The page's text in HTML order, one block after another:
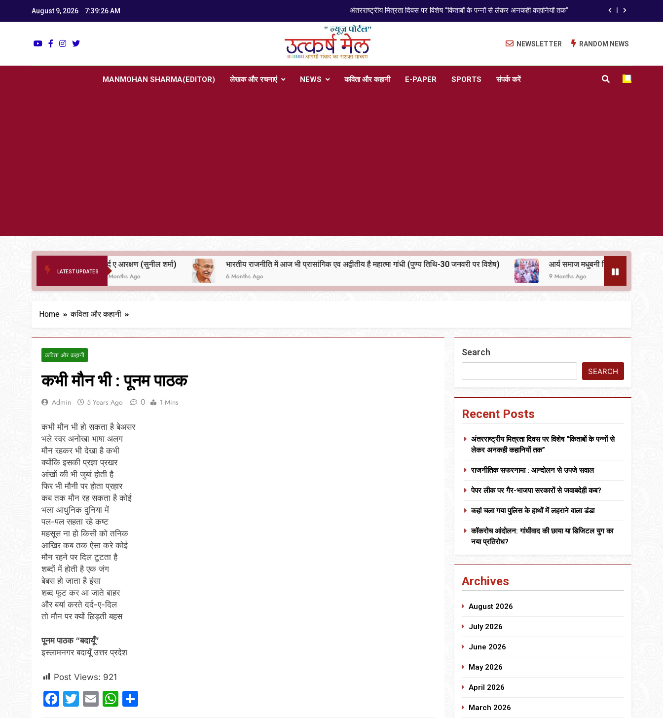
August 9, 2026 7:39:27 AM ISO 9001:2015 Certified
अंतरराष्ट्रीय मित्रता दिवस पर विशेष “किताबों के पन्नों से लेकर अनकही कहानियों तक”
Utkarsh Mail
NEWSLETTER RANDOM NEWS
MANMOHAN SHARMA(EDITOR) लेखक और रचनाएं NEWS कविता और कहानी E-PAPER SPORTS संपर्क करें
LATEST UPDATES
दर्द ए आरक्षण (सुनील शर्मा)
6 Months Ago
भारतीय राजनीति में आज भी प्रासांगिक एव अद्वीतीय है महात्मा गांधी (पुण्य तिथि-30 जनवरी पर विशेष)
6 Months Ago
आर्य समाज मधुबनी बिहार का शताब्दी समारोह
9 Months Ago
Home कविता और कहानी
कविता और कहानी
कभी मौन भी : पूनम पाठक
Admin 5 Years Ago 0 1 Mins
कभी मौन भी हो सकता है बेअसर
भले स्वर अनोखा भाषा अलग
मौन रहकर भी देखा है कभी
क्योंकि इसकी प्रज्ञा प्रखर
आंखों की भी जुबां होती है
फिर भी मौनी पर होता प्रहार
कब तक मौन रह सकता है कोई
भला आधुनिक दुनिया में
पल-पल सहता रहे कष्ट
महसूस ना हो किसी को तनिक
आखिर कब तक ऐसा करे कोई
मौन रहने पर दिल टूटता है
शब्दों में होती है एक जंग
बेबस हो जाता है इंसा
शब्द फूट कर आ जाते बाहर
और बयां करते दर्द-ए-दिल
तो मौन पर क्यों छिड़ती बहस
पूनम पाठक “बदायूँ”
इस्लामनगर बदायूँ उत्तर प्रदेश
Post Views: 921
Facebook
Twitter
EmailWhatsApp
Search
SEARCH
Recent Posts
अंतरराष्ट्रीय मित्रता दिवस पर विशेष “किताबों के पन्नों से
लेकर अनकही कहानियों तक”
राजनीतिक सफरनामा : आन्दोलन से उपजे सवाल
पेपर लीक पर गैर-भाजपा सरकारों से जवाबदेही कब?
कहां चला गया पुलिस के हाथों में लहराने वाला डंडा
कॉकरोच आंदोलन: गांधीवाद की छाया या डिजिटल युग का
नया प्रतिरोध?
Archives
August 2026
July 2026
June 2026
May 2026
April 2026
March 2026